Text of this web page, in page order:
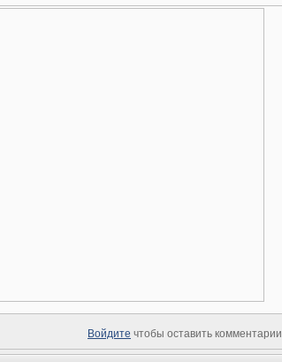
Войдите чтобы оставить комментарии